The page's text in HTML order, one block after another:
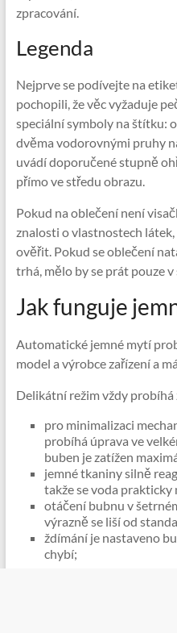
zpracování.
Legenda
Nejprve se podívejte na
pochopili, že věc vyžaduje
speciální symboly na štítku:
dvěma vodorovnými pruhy
uvádí doporučené stupně
přímo ve středu obrazu.
Pokud na oblečení není
znalosti o vlastnostech
ověřit. Pokud se oblečení
trhá, mělo by se prát pouze v
Jak funguje
Automatické jemné mytí
model a výrobce zařízení a
Delikátní režim vždy
pro minimalizaci
probíhá úprava ve
buben je zatížen
jemné tkaniny silně
takže se voda prakticky
otáčení bubnu v
výrazně se liší od
ždímání je nastaveno
chybí;